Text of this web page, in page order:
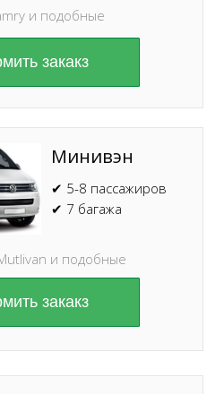
и подобные
Минивэн
и подобные
✔ 5-8 пассажиров
✔ 7 багажа
закакз
закакз